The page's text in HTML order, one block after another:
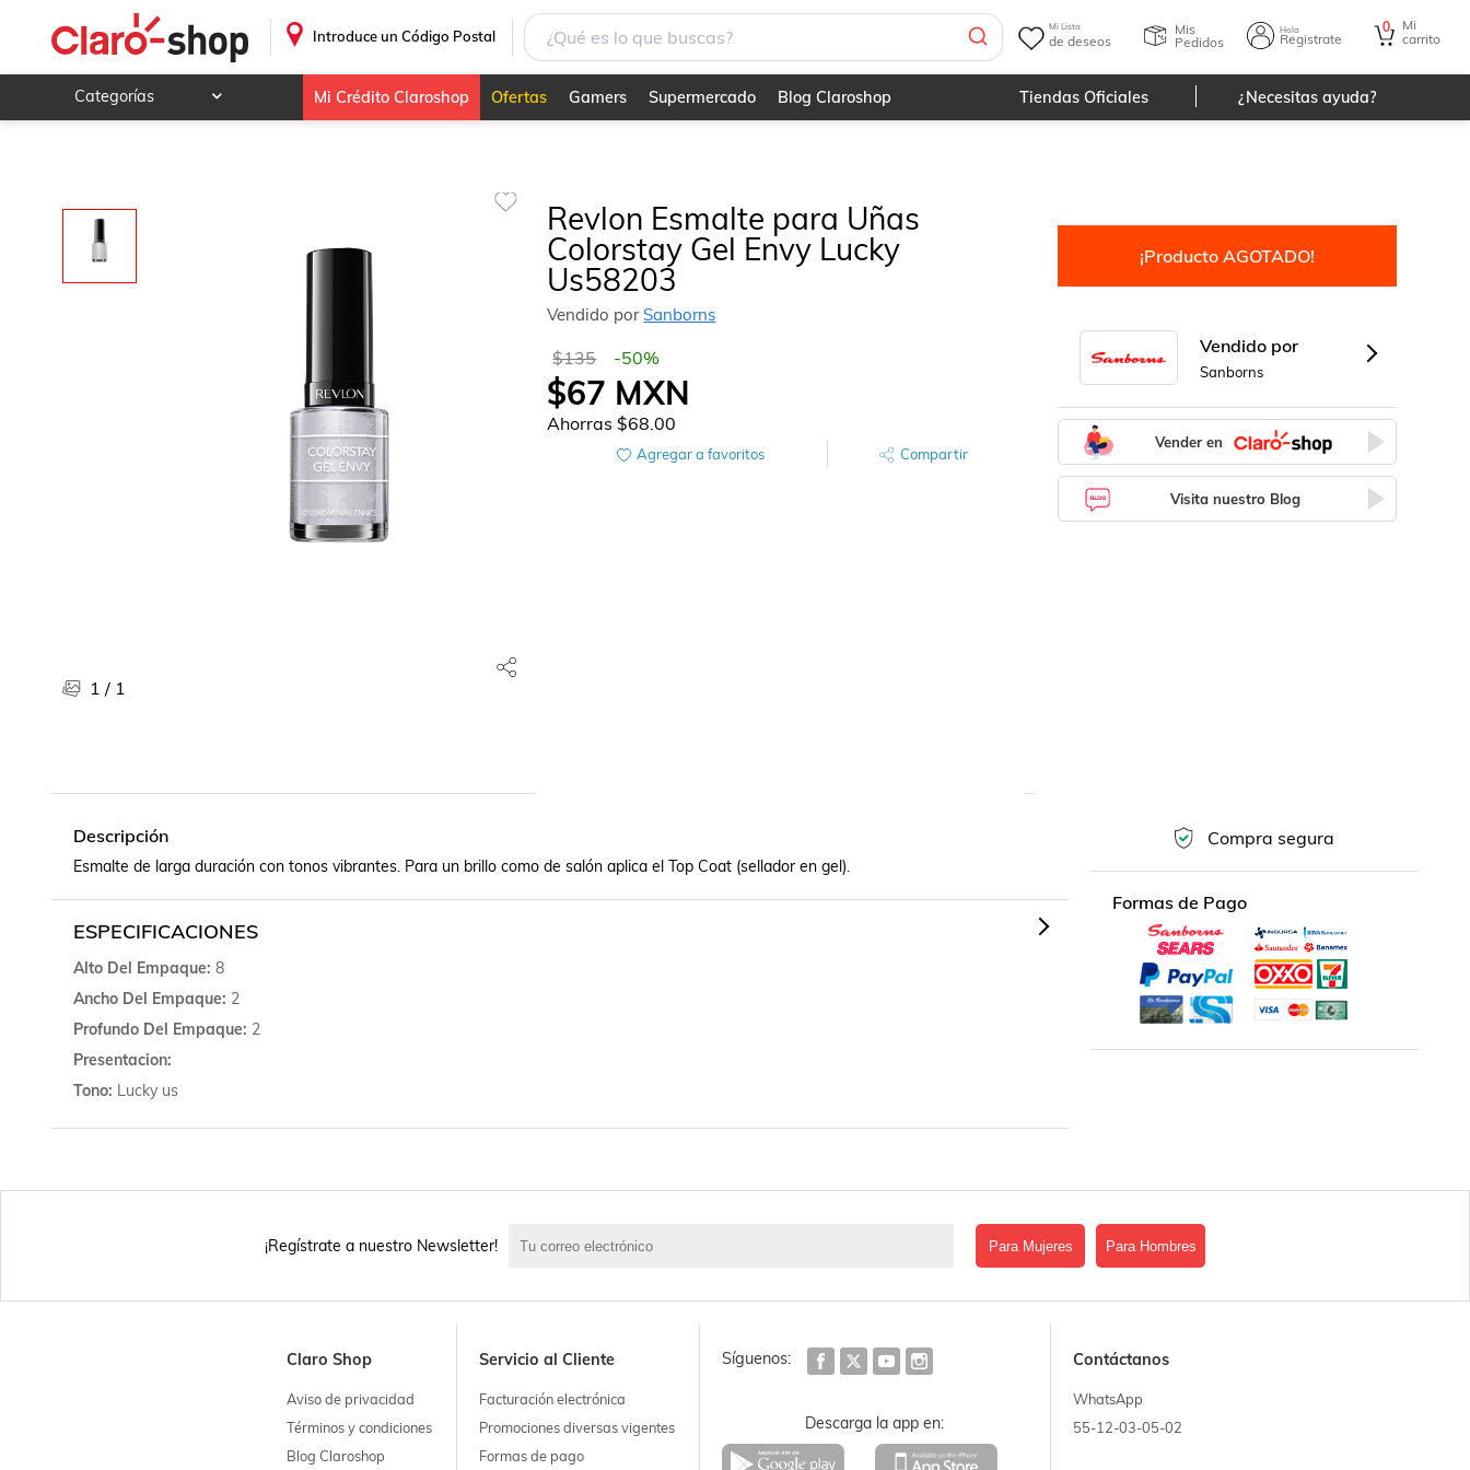
Introduce un Código Postal
Mi Lista
de deseos
Mis
Pedidos
Hola
Registrate
0
Mi
carrito
Categorías
Hogar y jardín
Deportes y ocio
Animales y mascotas
Mi Crédito Claroshop Ofertas Gamers Supermercado Blog Claroshop Tiendas Oficiales ¿Necesitas ayuda?
1 / 1
Revlon Esmalte para Uñas
Colorstay Gel Envy Lucky
Us58203
Vendido porSanborns
$135 -50%
$67 MXN
Ahorras$68.00
Agregar a favoritos Compartir
¡Producto AGOTADO!
Vendido por
Sanborns
Vender en
Visita nuestro Blog
Descripción
Esmalte de larga duración con tonos vibrantes. Para un brillo como de salón aplica el Top Coat (sellador en gel).
ESPECIFICACIONES
Alto Del Empaque 8
Ancho Del Empaque 2
Profundo Del Empaque 2
Presentacion
Tono Lucky us
Compra segura
Formas de Pago
¡Regístrate a nuestro Newsletter! Para Mujeres Para Hombres
Claro Shop
Aviso de privacidad
Términos y condiciones
Blog Claroshop
Servicio al Cliente
Facturación electrónica
Promociones diversas vigentes
Formas de pago
Síguenos:
Descarga la app en:
Contáctanos
WhatsApp
55-12-03-05-02
Revlon Esmalte para Uñas Colorstay Gel Envy Lucky Us58203